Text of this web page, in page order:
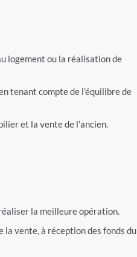
logement ou la réalisation de
tenant compte de l’équilibre de
et la vente de l'ancien.
la meilleure opération.
vente, à réception des fonds du